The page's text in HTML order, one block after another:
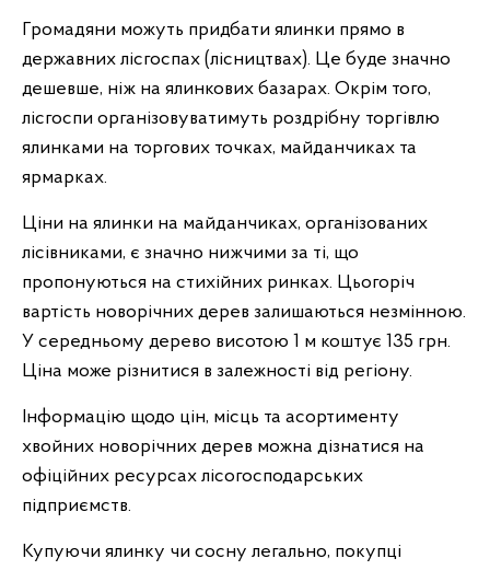
Громадяни можуть придбати ялинки прямо в
державних лісгоспах (лісництвах). Це буде значно
дешевше, ніж на ялинкових базарах. Окрім того,
лісгоспи організовуватимуть роздрібну торгівлю
ялинками на торгових точках, майданчиках та
ярмарках.
Ціни на ялинки на майданчиках, організованих
лісівниками, є значно нижчими за ті, що
пропонуються на стихійних ринках. Цьогоріч
вартість новорічних дерев залишаються незмінною.
У середньому дерево висотою 1 м коштує 135 грн.
Ціна може різнитися в залежності від регіону.
Інформацію щодо цін, місць та асортименту
хвойних новорічних дерев можна дізнатися на
офіційних ресурсах лісогосподарських
підприємств.
Купуючи ялинку чи сосну легально, покупці